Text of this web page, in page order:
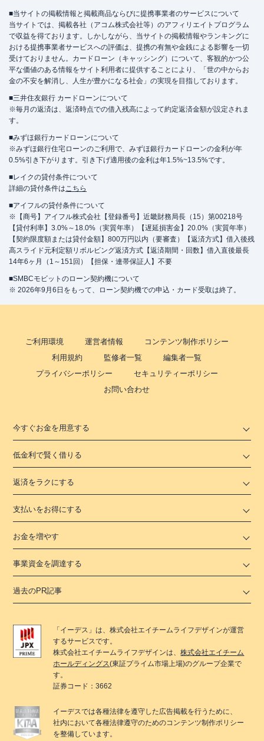
■当サイトの掲載情報と掲載商品ならびに提携事業者のサービスについて
当サイトでは、掲載各社（アコム株式会社等）のアフィリエイトプログラム
で収益を得ております。しかしながら、当サイトの掲載情報やランキングに
おける提携事業者サービスへの評価は、提携の有無や金銭による影響を一切
受けておりません。カードローン（キャッシング）について、客観的かつ公
平な価値のある情報をサイト利用者に提供することにより、「世の中からお
金の不安を解消し、人生が豊かになる社会」の実現を目指しております。
■三井住友銀行 カードローンについて
※毎月の返済は、返済時点での借入残高によって約定返済金額が設定されま
す。
■みずほ銀行カードローンについて
※みずほ銀行住宅ローンのご利用で、みずほ銀行カードローンの金利が年
0.5%引き下がります。引き下げ適用後の金利は年1.5%~13.5%です。
■レイクの貸付条件について
詳細の貸付条件はこちら
■アイフルの貸付条件について
※【商号】アイフル株式会社【登録番号】近畿財務局長（15）第00218号
【貸付利率】3.0%～18.0%（実質年率）【遅延損害金】20.0%（実質年率）
【契約限度額または貸付金額】800万円以内（要審査）【返済方式】借入後残
高スライド元利定額リボルビング返済方式【返済期間・回数】借入直後最長
14年6ヶ月（1～151回）【担保・連帯保証人】不要
■SMBCモビットのローン契約機について
※ 2026年9月6日をもって、ローン契約機での申込・カード受取は終了。
ご利用環境 運営者情報
コンテンツ制作ポリシー
利用規約
監修者一覧
編集者一覧
プライバシーポリシー
セキュリティーポリシー
お問い合わせ
今すぐお金を用意する
低金利で賢く借りる
返済をラクにする
支払いをお得にする
お金を増やす
事業資金を調達する
過去のPR記事
「 イーデス 」は、株式会社エイチームライフデザインが運営
するサービスです。
株式会社エイチームライフデザインは、株式会社エイチーム
ホールディングス(東証プライム市場上場)のグループ企業で
す。
証券コード：3662
イーデスでは各種法律を遵守した広告掲載を行うために、
社内において各種法律遵守のためのコンテンツ制作ポリシー
を整備しています。